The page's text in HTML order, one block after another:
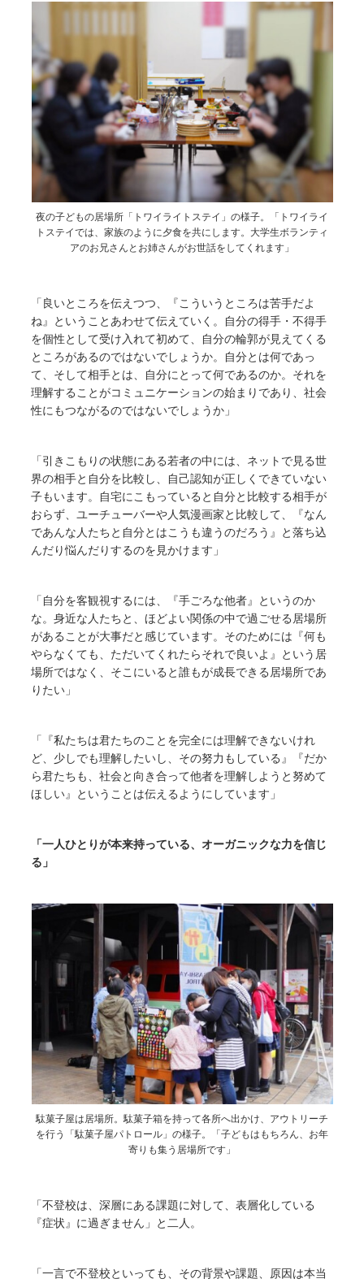
夜の子どもの居場所「トワイライトステイ」の様子。「トワイライ
トステイでは、家族のように夕食を共にします。大学生ボランティ
アのお兄さんとお姉さんがお世話をしてくれます」
「良いところを伝えつつ、『こういうところは苦手だよ
ね』ということあわせて伝えていく。自分の得手・不得手
を個性として受け入れて初めて、自分の輪郭が見えてくる
ところがあるのではないでしょうか。自分とは何であっ
て、そして相手とは、自分にとって何であるのか。それを
理解することがコミュニケーションの始まりであり、社会
性にもつながるのではないでしょうか」
「引きこもりの状態にある若者の中には、ネットで見る世
界の相手と自分を比較し、自己認知が正しくできていない
子もいます。自宅にこもっていると自分と比較する相手が
おらず、ユーチューバーや人気漫画家と比較して、『なん
であんな人たちと自分とはこうも違うのだろう』と落ち込
んだり悩んだりするのを見かけます」
「自分を客観視するには、『手ごろな他者』というのか
な。身近な人たちと、ほどよい関係の中で過ごせる居場所
があることが大事だと感じています。そのためには『何も
やらなくても、ただいてくれたらそれで良いよ』という居
場所ではなく、そこにいると誰もが成長できる居場所であ
りたい」
「『私たちは君たちのことを完全には理解できないけれ
ど、少しでも理解したいし、その努力もしている』『だか
ら君たちも、社会と向き合って他者を理解しようと努めて
ほしい』ということは伝えるようにしています」
「一人ひとりが本来持っている、オーガニックな力を信じ
る」
駄菓子屋は居場所。駄菓子箱を持って各所へ出かけ、アウトリーチ
を行う「駄菓子屋パトロール」の様子。「子どもはもちろん、お年
寄りも集う居場所です」
「不登校は、深層にある課題に対して、表層化している
『症状』に過ぎません」と二人。
「一言で不登校といっても、その背景や課題、原因は本当